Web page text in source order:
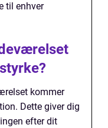
til enhver
kommer
Dette giver dig
efter dit